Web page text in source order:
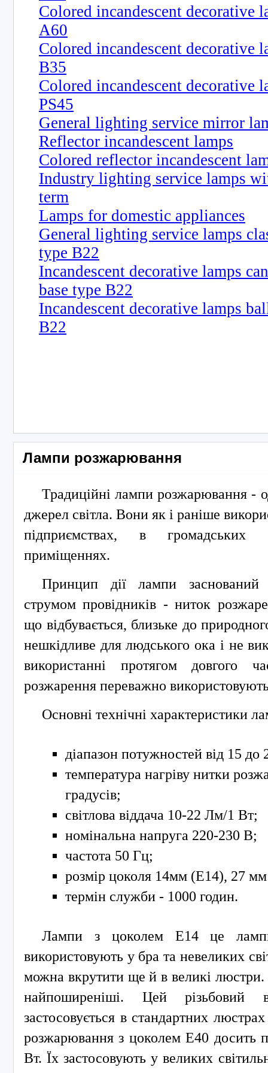
Colored incandescent decorative
A60
Colored incandescent decorative
B35
Colored incandescent decorative
PS45
General lighting service mirror
Reflector incandescent lamps
Colored reflector incandescent
Industry lighting service lamps
term
Lamps for domestic appliances
General lighting service lamps
type B22
Incandescent decorative lamps
base type B22
Incandescent decorative lamps
B22
Лампи розжарювання
Традиційні лампи розжарювання -
джерел світла. Вони як і раніше
підприємствах, в громадських
приміщеннях.
Принцип дії лампи заснований
струмом провідників - ниток
що відбувається, близьке до
нешкідливе для людського ока і не
використанні протягом довгого
розжарення переважно
Основні технічні характеристики
діапазон потужностей від 15 до
температура нагріву нитки
градусів;
світлова віддача 10-22 Лм/1 Вт;
номінальна напруга 220-230 В;
частота 50 Гц;
розмір цоколя 14мм (E14), 27
термін служби - 1000 годин.
Лампи з цоколем E14 це
використовують у бра та невеликих
можна вкрутити ще й в великі
найпоширеніші. Цей
застосовується в стандартних
розжарювання з цоколем E40 досить
Вт. Їх застосовують у великих